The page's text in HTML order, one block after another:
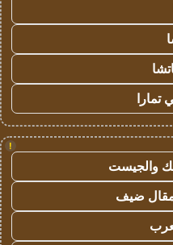
تمارا
!
والجيست